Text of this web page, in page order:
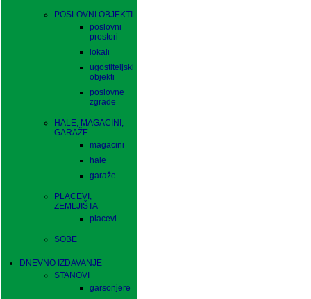
POSLOVNI OBJEKTI
poslovni
prostori
lokali
ugostiteljski
objekti
poslovne
zgrade
HALE, MAGACINI,
GARAŽE
magacini
hale
garaže
PLACEVI,
ZEMLJIŠTA
placevi
SOBE
DNEVNO IZDAVANJE
STANOVI
garsonjere